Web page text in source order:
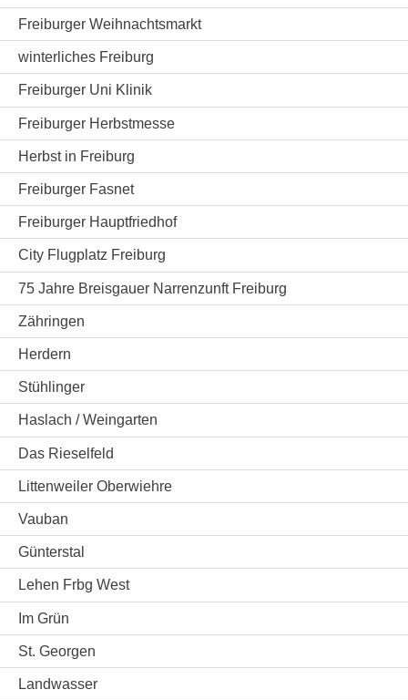
Freiburger Weihnachtsmarkt
winterliches Freiburg
Freiburger Uni Klinik
Freiburger Herbstmesse
Herbst in Freiburg
Freiburger Fasnet
Freiburger Hauptfriedhof
City Flugplatz Freiburg
75 Jahre Breisgauer Narrenzunft Freiburg
Zähringen
Herdern
Stühlinger
Haslach / Weingarten
Das Rieselfeld
Littenweiler Oberwiehre
Vauban
Günterstal
Lehen Frbg West
Im Grün
St. Georgen
Landwasser